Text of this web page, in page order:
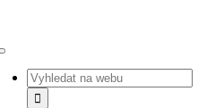
Search
for: